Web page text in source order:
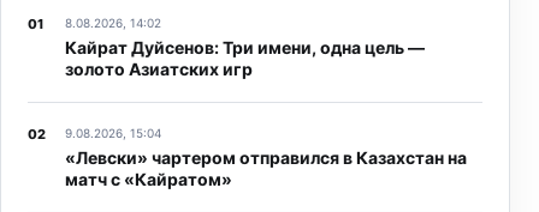
8.08.2026, 14:02
Кайрат Дуйсенов: Три имени, одна цель —
золото Азиатских игр
9.08.2026, 15:04
«Левски» чартером отправился в Казахстан на
матч с «Кайратом»